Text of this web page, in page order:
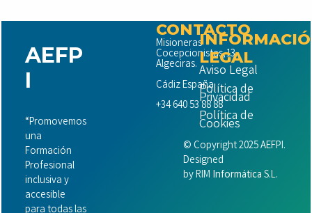
AEFP
I
“Promovemos
una
Formación
Profesional
inclusiva y
accesible
CONTACTO
Misioneras
Cocepcionistas,13
Algeciras.
Cádiz España.
+34 640 53 88 88
LEGAL
Aviso Legal
Política de
Privacidad
Política de
Cookies
© Copyright 2025 AEFPI.
Designed
byRIM InformáticaS.L.